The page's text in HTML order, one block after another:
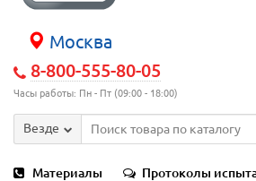
Москва
8-800-555-80-05
Часы работы: Пн - Пт (09:00 - 18:00)
Везде
Материалы
Протоколы